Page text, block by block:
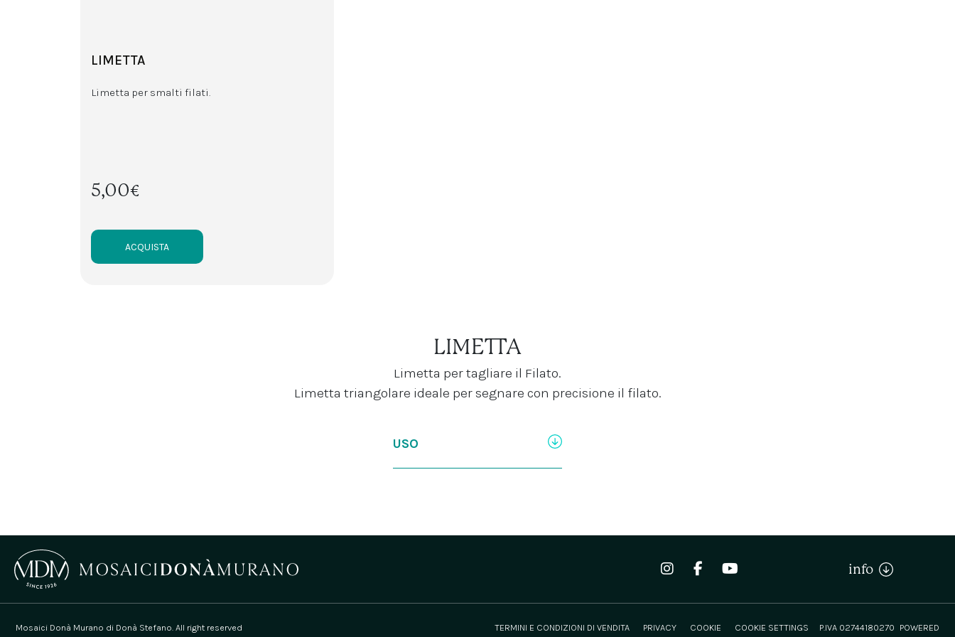
LIMETTA
Limetta per smalti filati.
5,00€
ACQUISTA
LIMETTA
Limetta per tagliare il Filato.
Limetta triangolare ideale per segnare con precisione il filato.
USO
info
Mosaici Donà Murano di Donà Stefano. All right reserved TERMINI E CONDIZIONI DI VENDITA PRIVACY COOKIE COOKIE SETTINGS P.IVA 02744180270 POWERED